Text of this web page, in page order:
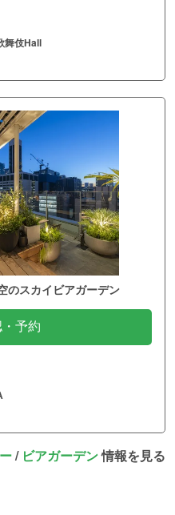
舞伎Hall
のスカイビアガーデン
予約
/ ビアガーデン情報を見る